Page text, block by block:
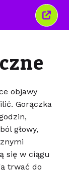
to
objawy
Gorączka
głowy,
się w ciągu
trwać do